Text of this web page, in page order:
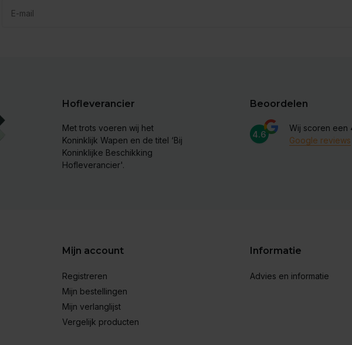
Hofleverancier
Met trots voeren wij het
Koninklijk Wapen en de titel ‘Bij
Koninklijke Beschikking
Hofleverancier'.
Beoordelen
4.6
Wij scoren een
Google reviews
Mijn account
Registreren
Mijn bestellingen
Mijn verlanglijst
Vergelijk producten
Informatie
Advies en informatie